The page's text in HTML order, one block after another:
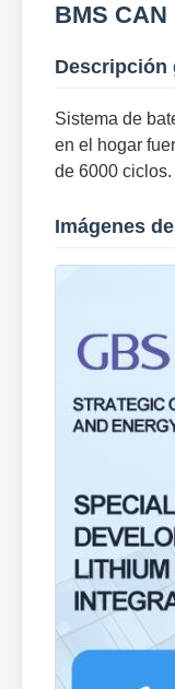
BMS CAN
Descripción
Sistema de
en el hogar
de 6000 ciclos.
Imágenes